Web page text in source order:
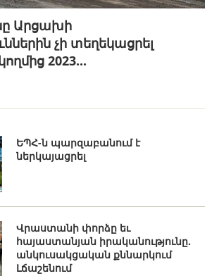
Արցախի
չի տեղեկացրել
2023...
ԵՊՀ-ն պարզաբանում է
ներկայացրել
Վրաստանի փորձը եւ
հայաստանյան իրականությունը.
անկուսակցական քննարկում
Լճաշենում